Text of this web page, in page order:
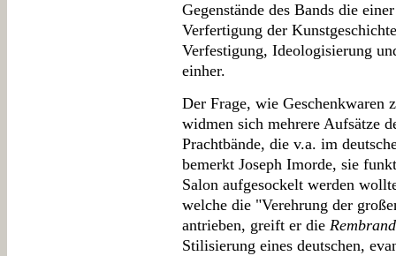
Gegenstände des Bands die
Verfertigung der
Verfestigung, Ideologisierung
einher.
Der Frage, wie Geschenkwaren
widmen sich mehrere Aufsätze
Prachtbände, die v.a. im
bemerkt Joseph Imorde, sie
Salon aufgesockelt werden
welche die "Verehrung der
antrieben, greift er die
Stilisierung eines deutschen,